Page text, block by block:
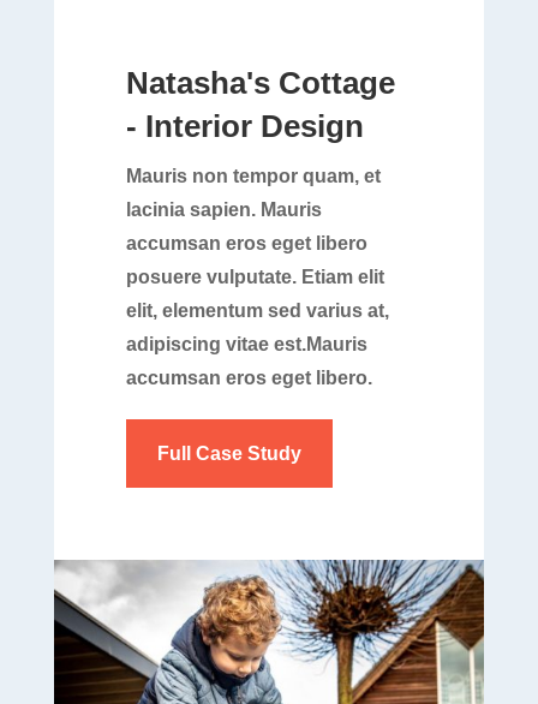
Natasha's Cottage
- Interior Design
Mauris non tempor quam, et
lacinia sapien. Mauris
accumsan eros eget libero
posuere vulputate. Etiam elit
elit, elementum sed varius at,
adipiscing vitae est.Mauris
accumsan eros eget libero.
Full Case Study